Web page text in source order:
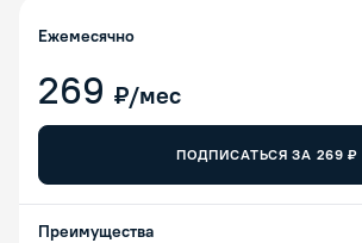
Ежемесячно
269 ₽/мес
ПОДПИСАТЬСЯ ЗА 269 ₽
Преимущества